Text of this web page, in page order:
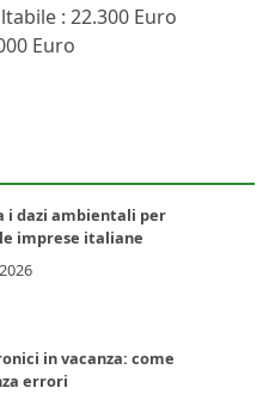
: 22.300 Euro
Euro
i dazi ambientali per
imprese italiane
in vacanza: come
errori